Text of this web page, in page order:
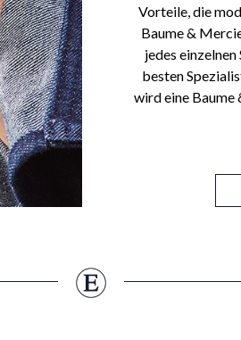
Vorteile, die
Baume &
jedes
besten
wird eine